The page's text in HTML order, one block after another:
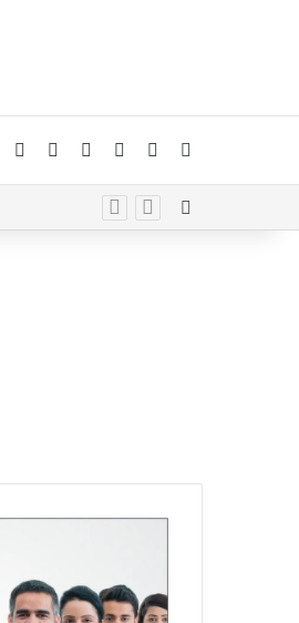
Facebook YouTubeInstagramTelegram